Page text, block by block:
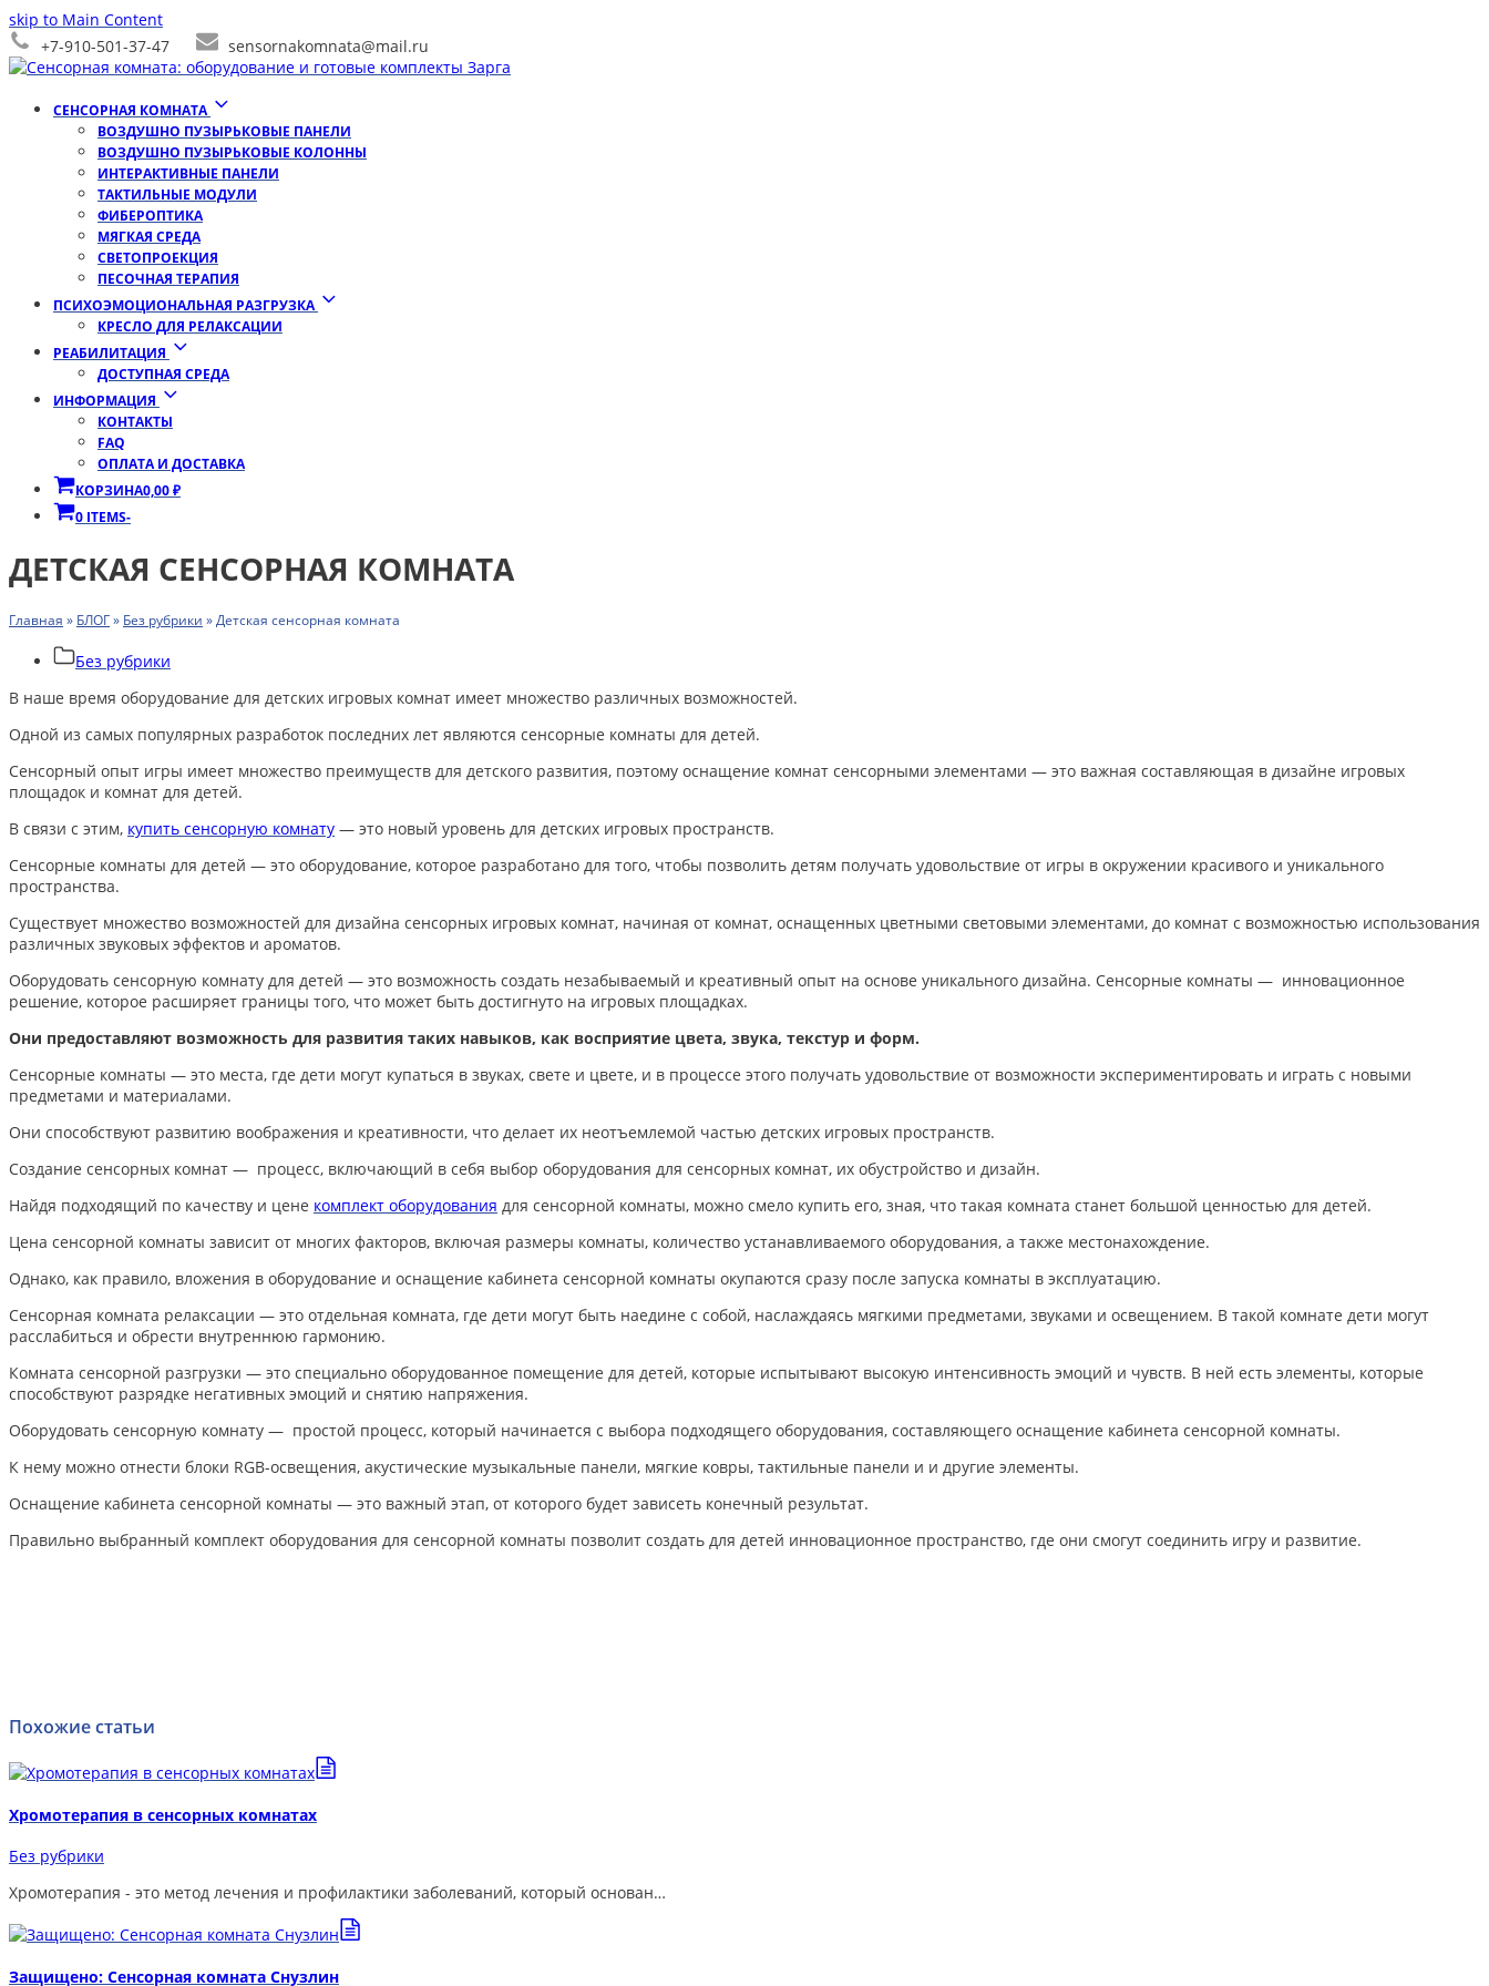
skip to Main Content
+7-910-501-37-47
sensornakomnata@mail.ru
СЕНСОРНАЯ КОМНАТА
ВОЗДУШНО ПУЗЫРЬКОВЫЕ ПАНЕЛИ
ВОЗДУШНО ПУЗЫРЬКОВЫЕ КОЛОННЫ
ИНТЕРАКТИВНЫЕ ПАНЕЛИ
ТАКТИЛЬНЫЕ МОДУЛИ
ФИБЕРОПТИКА
МЯГКАЯ СРЕДА
СВЕТОПРОЕКЦИЯ
ПЕСОЧНАЯ ТЕРАПИЯ
ПСИХОЭМОЦИОНАЛЬНАЯ РАЗГРУЗКА
КРЕСЛО ДЛЯ РЕЛАКСАЦИИ
РЕАБИЛИТАЦИЯ
ДОСТУПНАЯ СРЕДА
ИНФОРМАЦИЯ
КОНТАКТЫ
FAQ
ОПЛАТА И ДОСТАВКА
КОРЗИНА0,00₽
0 ITEMS-
ДЕТСКАЯ СЕНСОРНАЯ КОМНАТА
Главная » БЛОГ» Без рубрики »Детская сенсорная комната
Без рубрики
В наше время оборудование для детских игровых комнат имеет множество различных возможностей.
Одной из самых популярных разработок последних лет являются сенсорные комнаты для детей.
Сенсорный опыт игры имеет множество преимуществ для детского развития, поэтому оснащение комнат сенсорными элементами — это важная составляющая в дизайне игровых
площадок и комнат для детей.
В связи с этим, купить сенсорную комнату — это новый уровень для детских игровых пространств.
Сенсорные комнаты для детей — это оборудование, которое разработано для того, чтобы позволить детям получать удовольствие от игры в окружении красивого и уникального
пространства.
Существует множество возможностей для дизайна сенсорных игровых комнат, начиная от комнат, оснащенных цветными световыми элементами, до комнат с возможностью использования
различных звуковых эффектов и ароматов.
Оборудовать сенсорную комнату для детей — это возможность создать незабываемый и креативный опыт на основе уникального дизайна. Сенсорные комнаты — инновационное
решение, которое расширяет границы того, что может быть достигнуто на игровых площадках.
Они предоставляют возможность для развития таких навыков, как восприятие цвета, звука, текстур и форм.
Сенсорные комнаты — это места, где дети могут купаться в звуках, свете и цвете, и в процессе этого получать удовольствие от возможности экспериментировать и играть с новыми
предметами и материалами.
Они способствуют развитию воображения и креативности, что делает их неотъемлемой частью детских игровых пространств.
Создание сенсорных комнат — процесс, включающий в себя выбор оборудования для сенсорных комнат, их обустройство и дизайн.
Найдя подходящий по качеству и цене комплект оборудования для сенсорной комнаты, можно смело купить его, зная, что такая комната станет большой ценностью для детей.
Цена сенсорной комнаты зависит от многих факторов, включая размеры комнаты, количество устанавливаемого оборудования, а также местонахождение.
Однако, как правило, вложения в оборудование и оснащение кабинета сенсорной комнаты окупаются сразу после запуска комнаты в эксплуатацию.
Сенсорная комната релаксации — это отдельная комната, где дети могут быть наедине с собой, наслаждаясь мягкими предметами, звуками и освещением. В такой комнате дети могут
расслабиться и обрести внутреннюю гармонию.
Комната сенсорной разгрузки — это специально оборудованное помещение для детей, которые испытывают высокую интенсивность эмоций и чувств. В ней есть элементы, которые
способствуют разрядке негативных эмоций и снятию напряжения.
Оборудовать сенсорную комнату — простой процесс, который начинается с выбора подходящего оборудования, составляющего оснащение кабинета сенсорной комнаты.
К нему можно отнести блоки RGB-освещения, акустические музыкальные панели, мягкие ковры, тактильные панели и и другие элементы.
Оснащение кабинета сенсорной комнаты — это важный этап, от которого будет зависеть конечный результат.
Правильно выбранный комплект оборудования для сенсорной комнаты позволит создать для детей инновационное пространство, где они смогут соединить игру и развитие.
Похожие статьи
Хромотерапия в сенсорных комнатах
Без рубрики
Хромотерапия - это метод лечения и профилактики заболеваний, который основан…
Защищено: Сенсорная комната Снузлин